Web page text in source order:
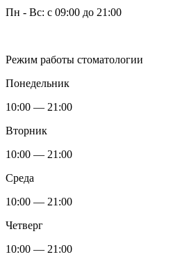
Пн - Вс: с 09:00 до 21:00
Режим работы стоматологии
Понедельник
10:00 — 21:00
Вторник
10:00 — 21:00
Среда
10:00 — 21:00
Четверг
10:00 — 21:00